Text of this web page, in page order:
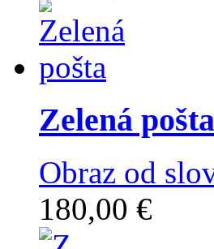
Zelená pošta
Obraz od
180,00 €